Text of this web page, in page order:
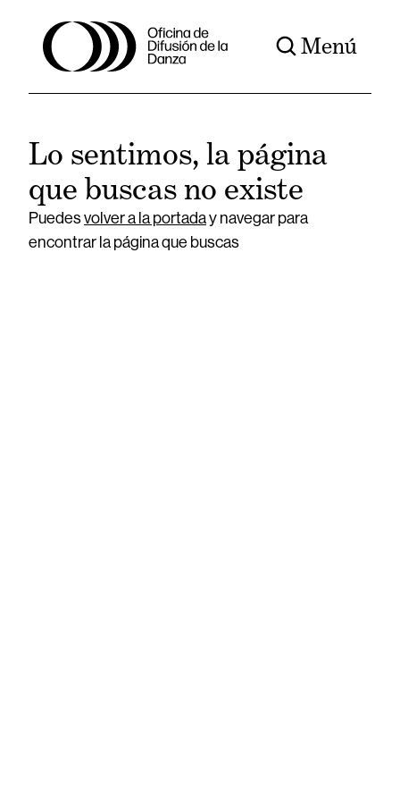
Menú
Lo sentimos, la página
que buscas no existe
Puedesvolver a la portaday navegar para
encontrar la página que buscas